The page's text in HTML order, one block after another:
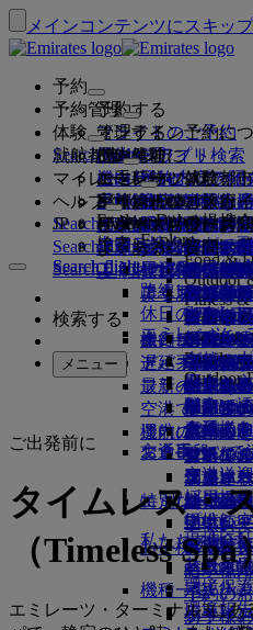
メインコンテンツにスキップ
予約
予約する
フライトのご予約
フライト検索
フライ
お得な
スペシ
ベスト
ご旅行の計画
ホテル
ツアー
旅行サービス
ミート
ートの手
new tab
ドバイ
交通手段
空港送
レンタ
提携航
空港駐
external
オンライン予約に
Emiratesアプリ
ベストプライ
事前座
Emiratesアプリ
Search flight
予約管理
管理する
予約管理
予約内容の照
ご予約
予約の
座席の
アップ
送迎サ
アクセ
オンライン・
チェッ
フライト状況
ご出発前に
ご出発前に
旅行情報
機内持
規約お
旅行中の健康
医療情
お食事
UAEへ
ドバイ国際空
エミレ
ターミ
空港送
シャト
お手荷物
手荷物情報
手荷物情報
受託手
機内持
追加手
追加の
ドバイ
遅延手荷物ま
ビザおよびパスポ
ビザの要件をご確
ビザとパスポ
米国渡
アラブ首長国
Search flight
体験
機内体験
機内サービスにつ
客室の特徴
ファー
ビジネ
プレミ
エコノ
快適な
機内エンター
iceの最
ice TV
機内Wi-
お子様
お食事
ファー
ビジネ
プレミ
エコノ
お飲み物
機種一覧
ボーイ
エミレーツ体験
ご旅行はここから
エミレーツ体
送迎サ
エミレ
季節の
非接触
エミレーツの
ファー
ビジネ
世界各
パート
有料で
マルハ
エミレーツで
エミレ
エミレ
家族連れのご旅行
ご家族でのご旅行
家族旅行のプ
アナカ
のない
妊娠中
手荷物
子供お
チャイ
空港で
機内にて
お子様
幼児連
幼児の
子供お
お子様の楽し
お子様
小さい
お子様
Fly Better
ワンランク上を、
ワンランク上
エミレーツについて
エミレーツについて
エミレーツ・
メディ
ー
グルー
安全
財務の
責任あ
エミレーツで
エミレ
採用採
tab
私たちの地球
サステ
環境保
環境報
Search flight
就航都市
エミレーツ就航都市
目的地
就航都市
アジア
北・中
アフリカ
ヨーロ
中東
ディスカバー
最新の目的地
ヘルシ
杭州
ダナン
深圳
シェム
Explore Dubai
Explore Dubai
Explore
Food &
Outdoor
Fitness
Culture
Beach &
Family
Outdoor
エミレーツの提携
上空と地上のパー
エミレーツの
カンタ
flydubai
エミレーツ・
検索
エミレーツの目的
路線マップ
休日のアイデ
ビーチ
自然の
歴史と
都市で
食通の
Search flight
マイレージ
エミレーツ・スカ
エミレーツ・スカ
エミレーツ・
会員テ
フライ
キャッ
デジタ
マイ・
マイル
マイル
マイル
マイル
スカイ
Opens
提携会社
スカイ
マイル
エミレ
ビジネスリワーズ
ビジネスリワーズ
ビジネスリワ
ビジネ
ビジネ
特典
プログ
よくあ
Search flight
ヘルプ
サポートおよびお
サポートおよびお
サポートおよ
変更ま
ビザと
フィー
手荷物
ート
ドバイ
運航の変更
最近の
フライ
特別なお手伝
エミレ
特別支
よくあるご質問
よくある質問
よくある質問
お近く
当社ネ
その他
特別支
手荷物
旅行の
空港で
エミレ
エミレ
エミレ
ツール
モバイ
予約の
フライ
Search flight
JP
検索する
メニュー
ご出発前に
タイムレス・
（Timeless Spa
エミレーツ・ターミナル3に